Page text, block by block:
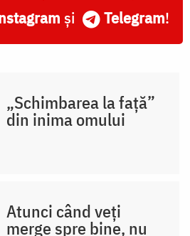
și Telegram!
„Schimbarea la față”
din inima omului
Atunci când veți
merge spre bine, nu